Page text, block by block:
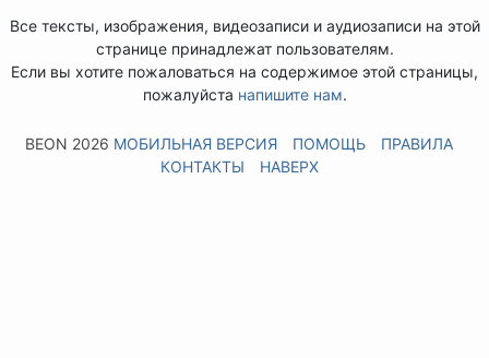
Все тексты, изображения, видеозаписи и аудиозаписи на этой
странице принадлежат пользователям.
Если вы хотите пожаловаться на содержимое этой страницы,
пожалуйста напишите нам.
BEON 2026 МОБИЛЬНАЯ ВЕРСИЯ ПОМОЩЬ
ПРАВИЛА
КОНТАКТЫ
НАВЕРХ